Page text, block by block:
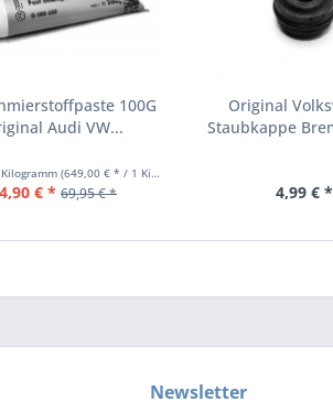
100G
Audi VW...
(649,00 € * / 1 Kilogramm)
€ * 69,95 € *
Original
Staubkappe
4,99 € *
Newsletter